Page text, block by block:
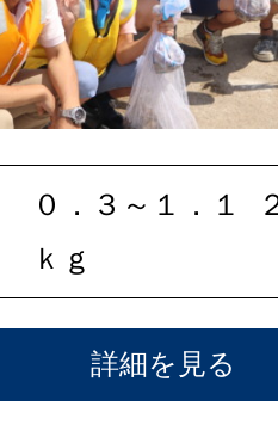
０．３～１．１
ｋｇ
詳細を見る